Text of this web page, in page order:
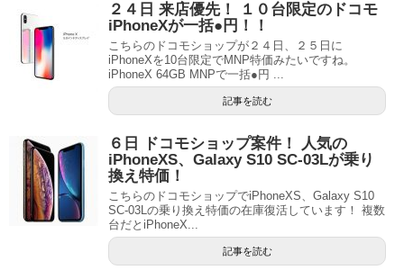
２４日 来店優先！ １０台限定のドコモ
iPhoneXが一括●円！！
こちらのドコモショップが２４日、２５日に
iPhoneXを10台限定でMNP特価みたいですね。
iPhoneX 64GB MNPで一括●円 ...
記事を読む
６日 ドコモショップ案件！ 人気の
iPhoneXS、Galaxy S10 SC-03Lが乗り
換え特価！
こちらのドコモショップでiPhoneXS、Galaxy S10
SC-03Lの乗り換え特価の在庫復活しています！ 複数
台だとiPhoneX...
記事を読む